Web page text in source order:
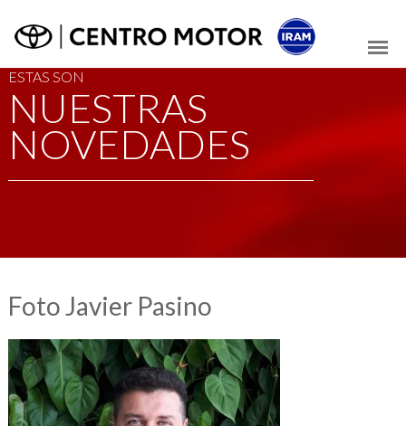
ESTAS SON
NUESTRAS
NOVEDADES
Foto Javier Pasino